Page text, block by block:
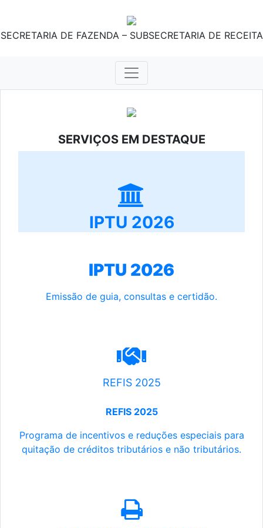
SECRETARIA DE FAZENDA – SUBSECRETARIA DE RECEITA
SERVIÇOS EM DESTAQUE
IPTU 2026
IPTU 2026
Emissão de guia, consultas e certidão.
REFIS 2025
REFIS 2025
Programa de incentivos e reduções especiais para
quitação de créditos tributários e não tributários.